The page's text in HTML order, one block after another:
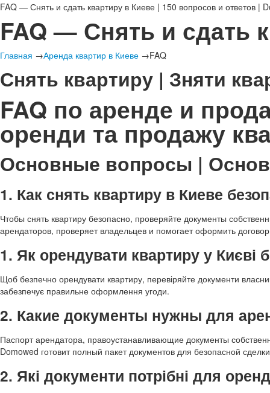
FAQ — Снять и сдать квартиру в Киеве | 150 вопросов и ответов |
FAQ — Снять и сдать
Главная →Аренда квартир в Киеве →FAQ
Снять квартиру | Зняти
FAQ по аренде и
оренди та продажу
Основные вопросы |
1. Как снять квартиру в Киеве
Чтобы снять квартиру безопасно, проверяйте документы
арендаторов, проверяет владельцев и помогает оформить
1. Як орендувати квартиру у Києві
Щоб безпечно орендувати квартиру, перевіряйте документи
забезпечує правильне оформлення угоди.
2. Какие документы нужны для
Паспорт арендатора, правоустанавливающие документы
Domowed готовит полный пакет документов для безопасной
2. Які документи потрібні для